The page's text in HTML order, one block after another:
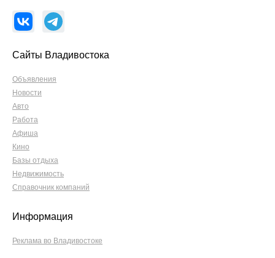
Сайты Владивостока
Объявления
Новости
Авто
Работа
Афиша
Кино
Базы отдыха
Недвижимость
Справочник компаний
Информация
Реклама во Владивостоке